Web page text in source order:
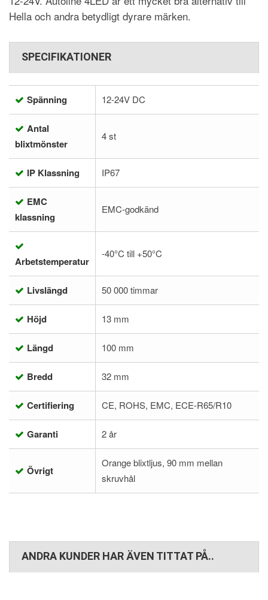
Hella och andra betydligt dyrare märken.
SPECIFIKATIONER
Spänning 12-24V DC
Antal
blixtmönster
4 st
IP Klassning IP67
EMC
klassning
EMC-godkänd
Arbetstemperatur
-40°C till +50°C
Livslängd 50 000 timmar
Höjd 13 mm
Längd 100 mm
Bredd 32 mm
Certifiering CE, ROHS, EMC, ECE-R65/R10
Garanti 2 år
Övrigt
Orange blixtljus, 90 mm mellan
skruvhål
ANDRA KUNDER HAR ÄVEN TITTAT PÅ..